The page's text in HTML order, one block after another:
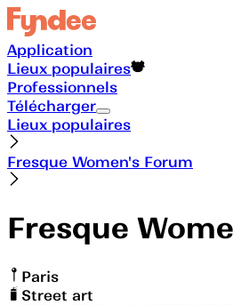
Application
Lieux populaires
Professionnels
Télécharger
Lieux populaires
Fresque Women's Forum
Fresque
Paris
Street art